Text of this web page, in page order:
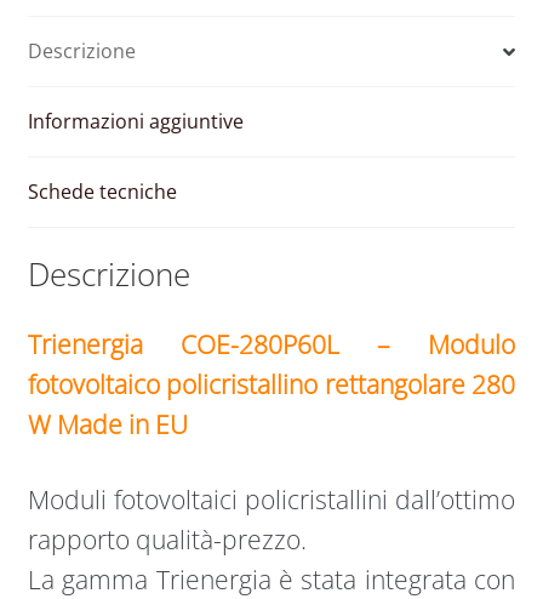
quantità
Descrizione
Informazioni aggiuntive
Schede tecniche
Descrizione
Trienergia COE-280P60L – Modulo
fotovoltaico policristallino rettangolare 280
W Made in EU
Moduli fotovoltaici policristallini dall’ottimo
rapporto qualità-prezzo.
La gamma Trienergia è stata integrata con